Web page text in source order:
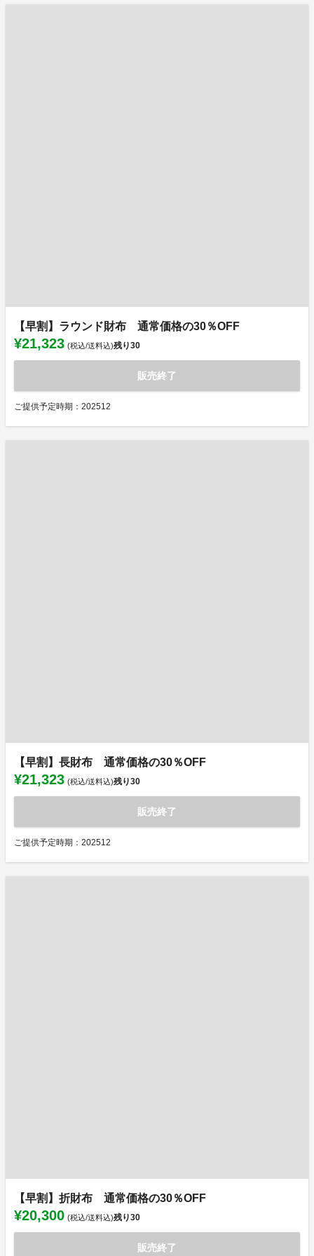
【早割】ラウンド財布 通常価格の30％OFF
¥21,323 (税込/送料込)残り30
販売終了
ご提供予定時期：202512
【早割】長財布 通常価格の30％OFF
¥21,323 (税込/送料込)残り30
販売終了
ご提供予定時期：202512
【早割】折財布 通常価格の30％OFF
¥20,300 (税込/送料込)残り30
販売終了